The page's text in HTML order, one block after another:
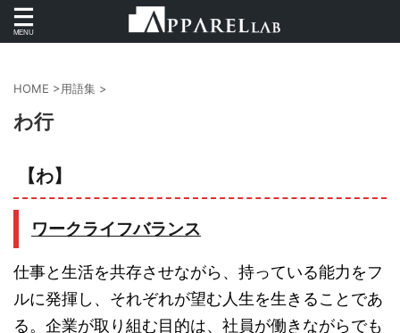
HOME >用語集 >
わ行
【わ】
ワークライフバランス
仕事と生活を共存させながら、持っている能力をフ
ルに発揮し、それぞれが望む人生を生きることであ
る。企業が取り組む目的は、社員が働きながらでも